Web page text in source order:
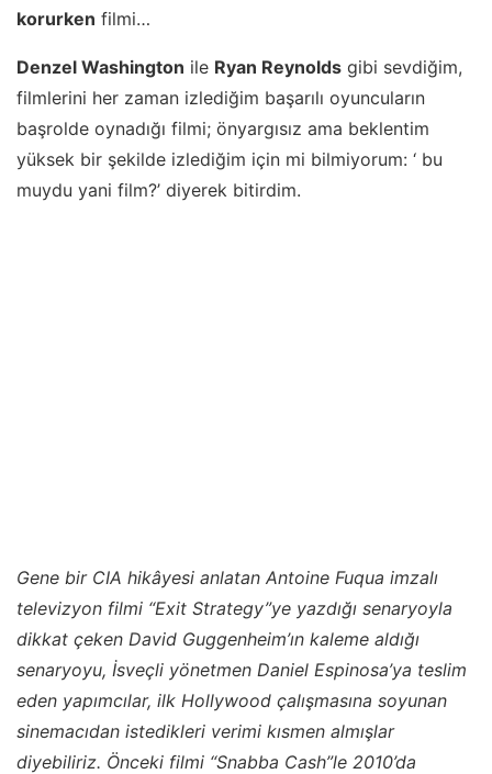
korurken filmi…
Denzel Washington ile Ryan Reynolds gibi sevdiğim,
filmlerini her zaman izlediğim başarılı oyuncuların
başrolde oynadığı filmi; önyargısız ama beklentim
yüksek bir şekilde izlediğim için mi bilmiyorum: ‘ bu
muydu yani film?’ diyerek bitirdim.
Gene bir CIA hikâyesi anlatan Antoine Fuqua imzalı
televizyon filmi “Exit Strategy”ye yazdığı senaryoyla
dikkat çeken David Guggenheim’ın kaleme aldığı
senaryoyu, İsveçli yönetmen Daniel Espinosa’ya teslim
eden yapımcılar, ilk Hollywood çalışmasına soyunan
sinemacıdan istedikleri verimi kısmen almışlar
diyebiliriz. Önceki filmi “Snabba Cash”le 2010’da